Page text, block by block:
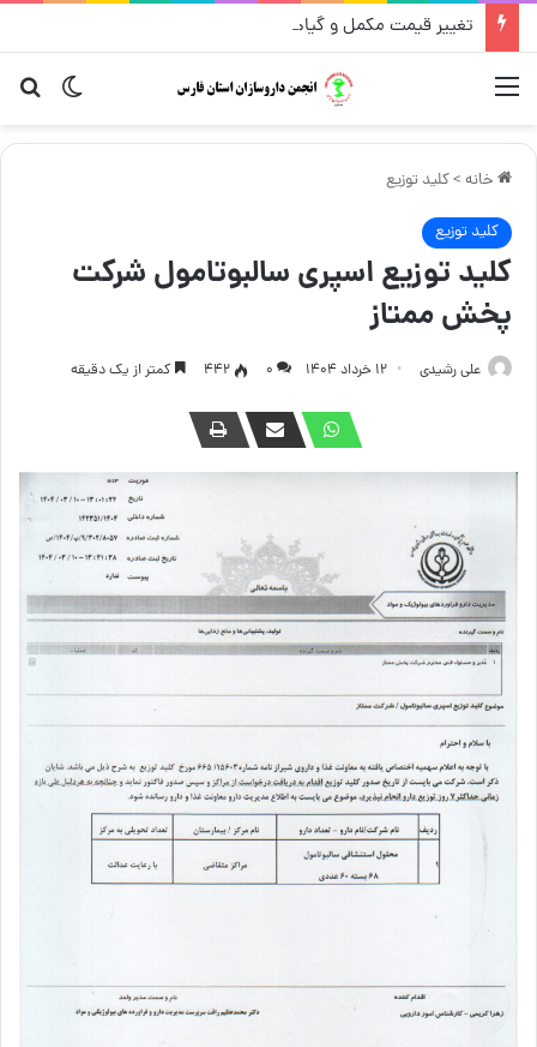
تغییر قیمت مکمل و گیاهی ۱۴ مرداد
تغییر منو
خانه >کلید توزیع
کلید توزیع
کلید توزیع اسپری سالبوتامول شرکت
پخش ممتاز
علی رشیدی ۱۲ خرداد ۱۴۰۴ ۰ 442 کمتر از یک دقیقه